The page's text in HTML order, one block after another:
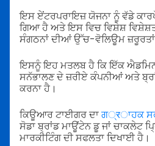
ਇਸ ਏਂਟਰਪਰਾਇਜ਼ ਯੋਜਨਾ ਨੂੰ ਵੱਡੇ
ਗਿਆ ਹੈ ਅਤੇ ਇਸ ਵਿਚ ਵਿਸ਼ੇਸ਼
ਸੰਗਠਨਾਂ ਦੀਆਂ ਉੱਚ-ਵੋਲਿਊਮ
ਇਸਨੂੰ ਇਹ ਮਤਲਬ ਹੈ ਕਿ ਇੱਕ
ਸਨੱਭਾਲਣ ਦੇ ਜ਼ਰੀਏ ਕੰਪਨੀਆਂ ਅਤੇ
ਕਰਨਾ ਹੈ।
ਕਿਊਆਰ ਟਾਈਗਰ ਦਾਗ्रਾਹਕ
ਸੋਡਾ ਬ੍ਰਾਂਡ ਮਾਊਂਟੇਨ ਡੂ ਜਾਂ ਚਾਕਲੇਟ
ਮਾਰਕੀਟਿੰਗ ਦੀ ਸਫਲਤਾ ਦਿਖਾਈ ਹੈ।